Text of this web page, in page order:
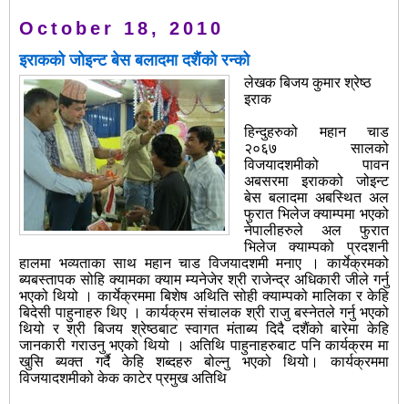
October 18, 2010
इराकको जोइन्ट बेस बलादमा दशैंको रन्को
लेखक बिजय कुमार श्रेष्ठ
इराक
हिन्दुहरुको महान चाड
२०६७ सालको
विजयादशमीको पावन
अबसरमा इराकको जोइन्ट
बेस बलादमा अबस्थित अल
फुरात भिलेज क्याम्पमा भएको
नेपालीहरुले अल फुरात
भिलेज क्याम्पको प्रदशनी
हालमा भव्यताका साथ महान चाड विजयादशमी मनाए । कार्येक्रमको
ब्यबस्तापक सोहि क्यामका क्याम म्यनेजेर श्री राजेन्द्र अधिकारी जीले गर्नु
भएको थियो । कार्येक्रममा बिशेष अथिति सोही क्याम्पको मालिका र केहि
बिदेसी पाहुनाहरु थिए । कार्यक्रम संचालक श्री राजु बस्नेतले गर्नु भएको
थियो र श्री बिजय श्रेष्ठबाट स्वागत मंताब्य दिदै दशैंको बारेमा केहि
जानकारी गराउनु भएको थियो । अतिथि पाहुनाहरुबाट पनि कार्यक्रम मा
खुसि ब्यक्त गर्दै केहि शब्दहरु बोल्नु भएको थियो। कार्यक्रममा
विजयादशमीको केक काटेर प्रमुख अतिथि